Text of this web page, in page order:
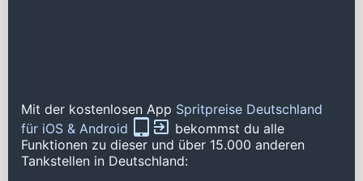
Mit der kostenlosen App Spritpreise Deutschland
für iOS & Android
bekommst du alle
Funktionen zu dieser und über 15.000 anderen
Tankstellen in Deutschland: